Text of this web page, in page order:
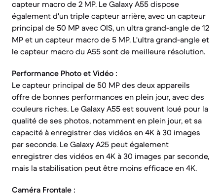
capteur macro de 2 MP. Le Galaxy A55 dispose
également d'un triple capteur arrière, avec un capteur
principal de 50 MP avec OIS, un ultra grand-angle de 12
MP et un capteur macro de 5 MP. L'ultra grand-angle et
le capteur macro du A55 sont de meilleure résolution.
Performance Photo et Vidéo :
Le capteur principal de 50 MP des deux appareils
offre de bonnes performances en plein jour, avec des
couleurs riches. Le Galaxy A55 est souvent loué pour la
qualité de ses photos, notamment en plein jour, et sa
capacité à enregistrer des vidéos en 4K à 30 images
par seconde. Le Galaxy A25 peut également
enregistrer des vidéos en 4K à 30 images par seconde,
mais la stabilisation peut être moins efficace en 4K.
Caméra Frontale :